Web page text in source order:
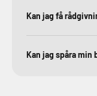
Kan jag få
Kan jag spåra min